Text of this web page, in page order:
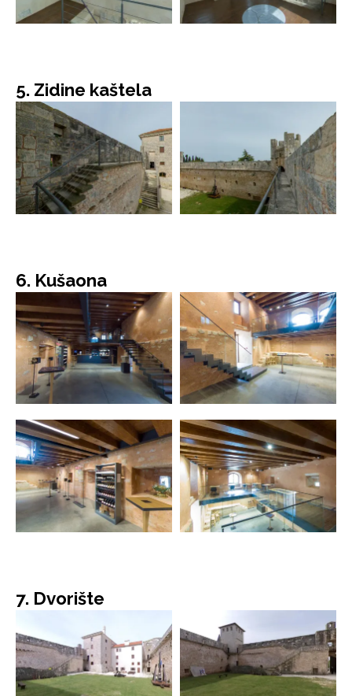
5. Zidine kaštela
6. Kušaona
7. Dvorište